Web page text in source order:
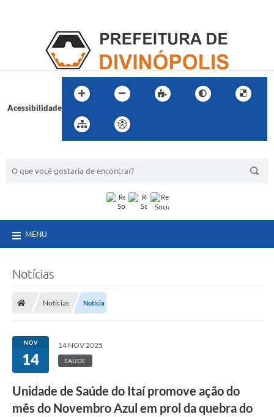
Acessibilidade
MENU
Notícias
Notícias Notícia
NOV
14
14 NOV 2025
SAÚDE
Unidade de Saúde do Itaí promove ação do
mês do Novembro Azul em prol da quebra do